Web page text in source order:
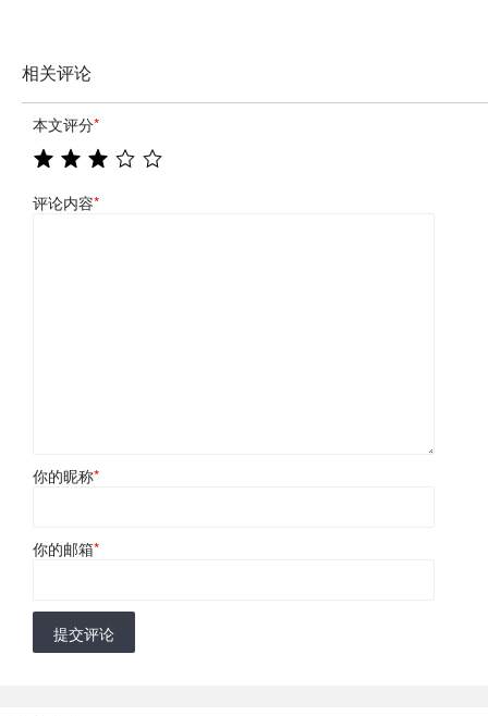
相关评论
本文评分*
评论内容*
你的昵称*
你的邮箱*
提交评论